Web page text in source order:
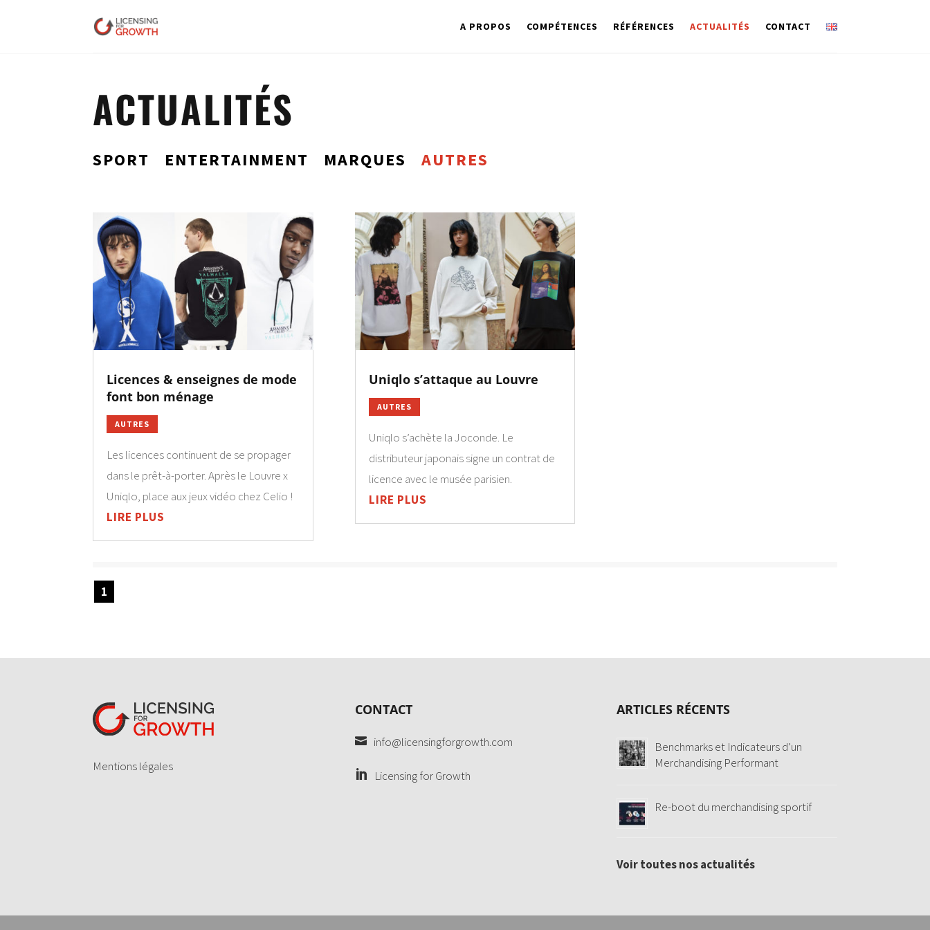
A PROPOS COMPÉTENCES RÉFÉRENCES ACTUALITÉS CONTACT
ACTUALITÉS
SPORT ENTERTAINMENT MARQUES AUTRES
Licences & enseignes de mode
font bon ménage
AUTRES
Les licences continuent de se propager
dans le prêt-à-porter. Après le Louvre x
Uniqlo, place aux jeux vidéo chez Celio !
LIRE PLUS
Uniqlo s’attaque au Louvre
AUTRES
Uniqlo s’achète la Joconde. Le
distributeur japonais signe un contrat de
licence avec le musée parisien.
LIRE PLUS
1
Mentions légales
CONTACT
info@licensingforgrowth.com
Licensing for Growth
ARTICLES RÉCENTS
Benchmarks et Indicateurs d’un
Merchandising Performant
Re-boot du merchandising sportif
Voir toutes nos actualités